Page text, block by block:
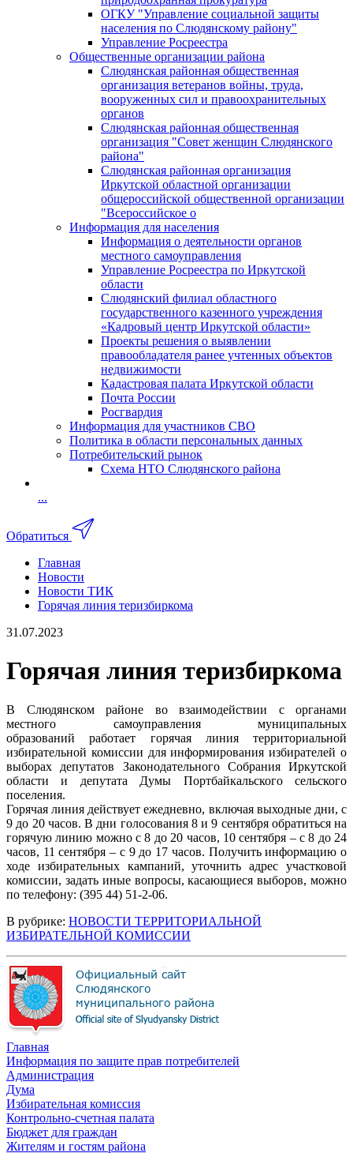
ОГКУ "Управление социальной защиты
населения по Слюдянскому району"
Управление Росреестра
Общественные организации района
Слюдянская районная общественная
организация ветеранов войны, труда,
вооруженных сил и правоохранительных
органов
Слюдянская районная общественная
организация "Совет женщин Слюдянского
района"
Слюдянская районная организация
Иркутской областной организации
общероссийской общественной организации
"Всероссийское о
Информация для населения
Информация о деятельности органов
местного самоуправления
Управление Росреестра по Иркутской
области
Слюдянский филиал областного
государственного казенного учреждения
«Кадровый центр Иркутской области»
Проекты решения о выявлении
правообладателя ранее учтенных объектов
недвижимости
Кадастровая палата Иркутской области
Почта России
Росгвардия
Информация для участников СВО
Политика в области персональных данных
Потребительский рынок
Схема НТО Слюдянского района
...
Обратиться
Главная
Новости
Новости ТИК
Горячая линия теризбиркома
31.07.2023
Горячая линия теризбиркома
В Слюдянском районе во взаимодействии с органами
местного самоуправления муниципальных
образований работает горячая линия территориальной
избирательной комиссии для информирования избирателей о
выборах депутатов Законодательного Собрания Иркутской
области и депутата Думы Портбайкальского сельского
поселения.
Горячая линия действует ежедневно, включая выходные дни, с
9 до 20 часов. В дни голосования 8 и 9 сентября обратиться на
горячую линию можно с 8 до 20 часов, 10 сентября – с 8 до 24
часов, 11 сентября – с 9 до 17 часов. Получить информацию о
ходе избирательных кампаний, уточнить адрес участковой
комиссии, задать иные вопросы, касающиеся выборов, можно
по телефону: (395 44) 51-2-06.
В рубрике: НОВОСТИ ТЕРРИТОРИАЛЬНОЙ
ИЗБИРАТЕЛЬНОЙ КОМИССИИ
Главная
Информация по защите прав потребителей
Администрация
Дума
Избирательная комиссия
Контрольно-счетная палата
Бюджет для граждан
Жителям и гостям района